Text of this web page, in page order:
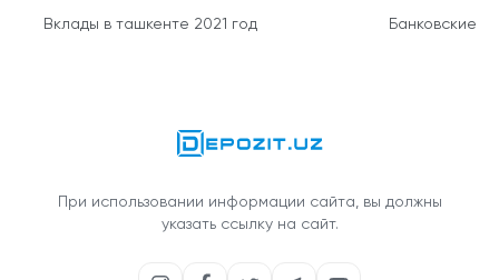
Вклады в ташкенте 2021 год Банковские
При использовании информации сайта, вы должны
указать ссылку на сайт.